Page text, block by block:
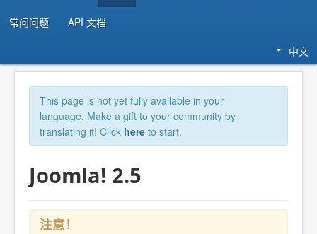
常问问题 API 文档
中文
This page is not yet fully available in your
language. Make a gift to your community by
translating it! Click here to start.
Joomla! 2.5
注意！